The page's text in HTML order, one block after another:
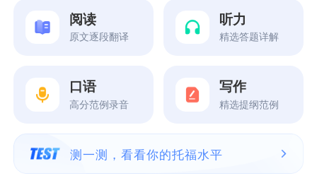
阅读
原文逐段翻译
听力
精选答题详解
口语
高分范例录音
写作
精选提纲范例
测一测，看看你的托福水平